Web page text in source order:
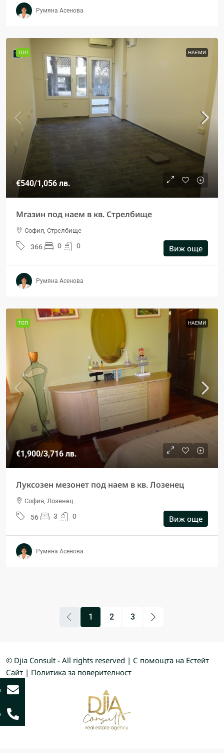
Румяна Асенова
ТОП НАЕМИ
€540/1,056 лв.
Мгазин под наем в кв. Стрелбище
София, Стрелбище
366 0 0 Виж още
Румяна Асенова
ТОП НАЕМИ
€1,900/3,716 лв.
Луксозен мезонет под наем в кв. Лозенец
София, Лозенец
56 3 0 Виж още
Румяна Асенова
1 2 3
© Djia Consult - All rights reserved | С помощта на Естейт
Сайт | Политика за поверителност